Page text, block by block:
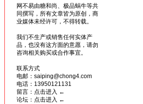
网不易由糖和尚、极品蜗牛等共
同撰写，所有文章皆为原创，商
业媒体未经许可，不得转载。
我们不生产或销售任何实体产
品，也没有这方面的意愿，请勿
咨询相关购买或合作事宜。
联系方式
电邮：saiping@chong4.com
电话：13950121131
留言： 点击进入 ←
论坛： 点击进入 ←